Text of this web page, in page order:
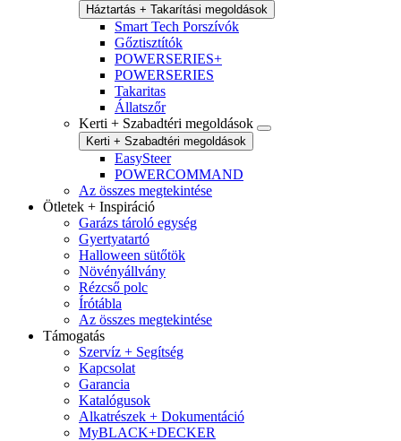
Háztartás + Takarítási megoldások
Smart Tech Porszívók
Gőztisztítók
POWERSERIES+
POWERSERIES
Takaritas
Állatszőr
Kerti + Szabadtéri megoldások
Kerti + Szabadtéri megoldások
EasySteer
POWERCOMMAND
Az összes megtekintése
Ötletek + Inspiráció
Garázs tároló egység
Gyertyatartó
Halloween sütőtök
Növényállvány
Rézcső polc
Írótábla
Az összes megtekintése
Támogatás
Szervíz + Segítség
Kapcsolat
Garancia
Katalógusok
Alkatrészek + Dokumentáció
MyBLACK+DECKER